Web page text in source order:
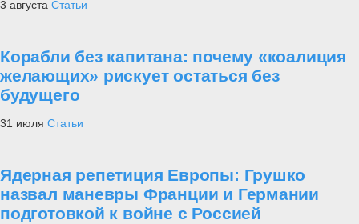
3 августа Статьи
Корабли без капитана: почему «коалиция
желающих» рискует остаться без
будущего
31 июля Статьи
Ядерная репетиция Европы: Грушко
назвал маневры Франции и Германии
подготовкой к войне с Россией